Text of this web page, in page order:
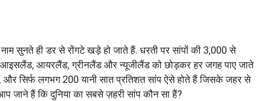
सुनते ही डर से रोंगटे खड़े हो जाते हैं. धरती पर सांपों की 3,000 से
आइसलैंड, आयरलैंड, ग्रीनलैंड और न्यूजीलैंड को छोड़कर हर जगह पाए जाते
और सिर्फ लगभग 200 यानी सात प्रतिशत सांप ऐसे होते हैं जिसके जहर से
जाने हैं कि दुनिया का सबसे ज़हरी सांप कौन सा हैं?